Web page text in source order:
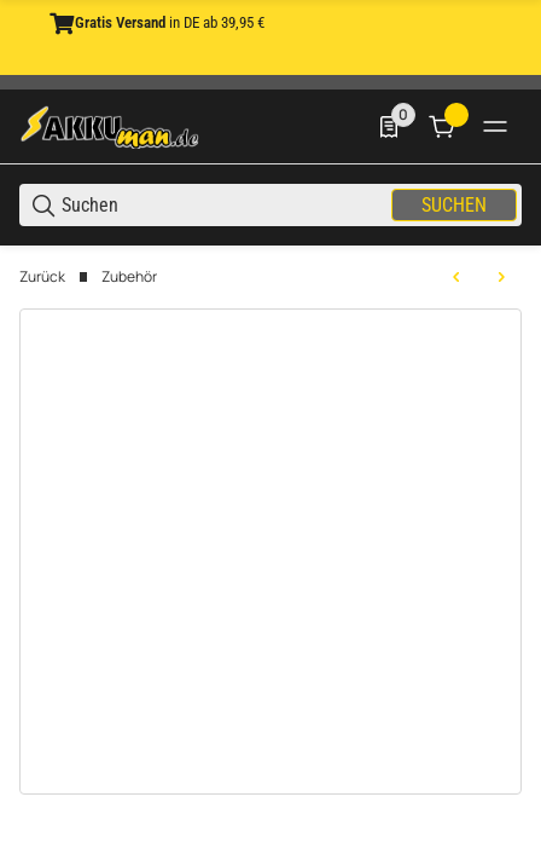
Gratis Versand in DE ab 39,95 €
SUCHEN
0
0 Produkte in der
Zurück Zubehör